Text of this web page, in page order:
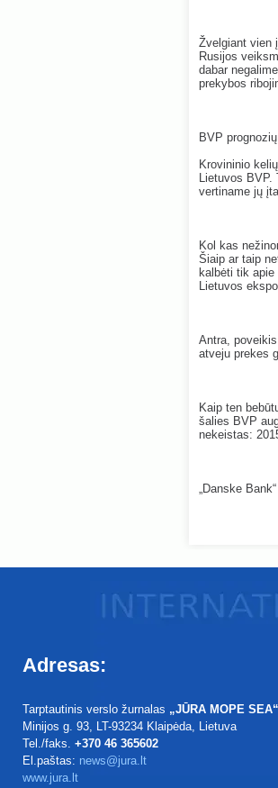
Žvelgiant vien
Rusijos
dabar
prekybos
BVP
Krovininio
Lietuvos
vertiname jų
Kol kas
Šiaip ar taip
kalbėti tik
Lietuvos
Antra,
atveju prekes
Kaip ten
šalies BVP
nekeistas:
„Danske Bank“
Adresas:
Tarptautinis verslo žurnalas „JŪRA MOPE SEA“
Minijos g. 93, LT-93234 Klaipėda, Lietuva
Tel./faks. +370 46 365602
El.paštas: news@jura.lt
www.jura.lt